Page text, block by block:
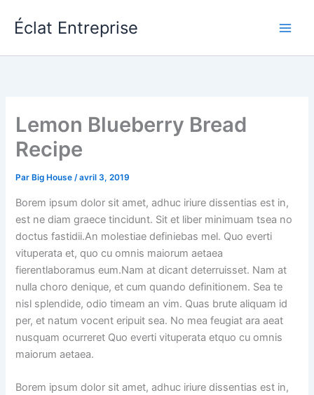
Éclat Entreprise
Lemon Blueberry Bread
Recipe
Par Big House/avril 3, 2019
Borem ipsum dolor sit amet, adhuc iriure dissentias est in,
est ne diam graece tincidunt. Sit et liber minimuam tsea no
doctus fastidii.An molestiae definiebas mel. Quo everti
vituperata et, quo cu omnis maiorum aetaea
fierentlaboramus eum.Nam at dicant deterruisset. Nam at
nulla choro denique, et cum quando definitionem. Sea te
nisl splendide, odio timeam an vim. Quas brute aliquam id
per, et natum vocent eripuit sea. No mea feugiat ara aeat
nusquam ocurreret Quo everti vituperata etquo cu omnis
maiorum aetaea.
Borem ipsum dolor sit amet, adhuc iriure dissentias est in,